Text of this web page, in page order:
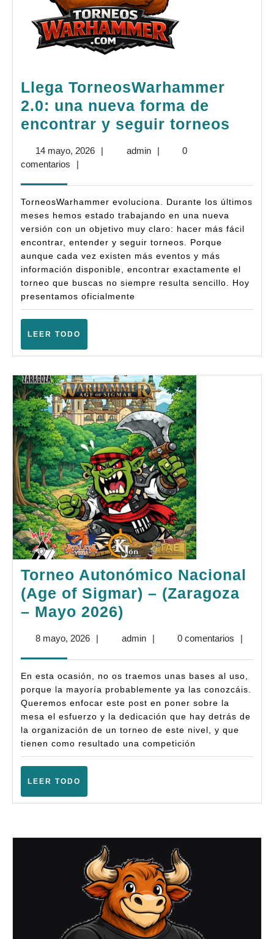
Llega TorneosWarhammer
2.0: una nueva forma de
encontrar y seguir torneos
de
y
14 mayo, 202614| adminadmin
|
0
comentarios
|
TorneosWarhammer evoluciona. Durante los últimos
meses hemos estado trabajando en una nueva
versión con un objetivo muy claro: hacer más fácil
encontrar, entender y seguir torneos. Porque
aunque cada vez existen más eventos y más
información disponible, encontrar exactamente el
torneo que buscas no siempre resulta sencillo. Hoy
presentamos oficialmente
LEER TODO
Torneo Autonómico Nacional
(Age of Sigmar) – (Zaragoza
– Mayo 2026)
Nacional
of
Sigmar)
–
(Zaragoza
–
8 mayo, 20268
| adminadmin
| 0 comentarios |
En esta ocasión, no os traemos unas bases al uso,
porque la mayoría probablemente ya las conozcáis.
Queremos enfocar este post en poner sobre la
mesa el esfuerzo y la dedicación que hay detrás de
la organización de un torneo de este nivel, y que
tienen como resultado una competición
LEER TODO